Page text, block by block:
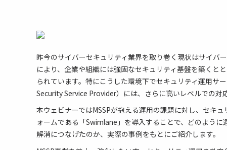
昨今のサイバーセキュリティ業界を取り巻く現状はサイバ
により、企業や組織には強固なセキュリティ基盤を築くと
られています。特にこうした環境下でセキュリティ運用サ
Security Service Provider）には、さらに高いレベルでの対
本ウェビナーではMSSPが抱える運用の課題に対し、セキ
ォームである「Swimlane」を導入することで、どのように
解消につなげたのか、実際の事例をもとにご紹介します。